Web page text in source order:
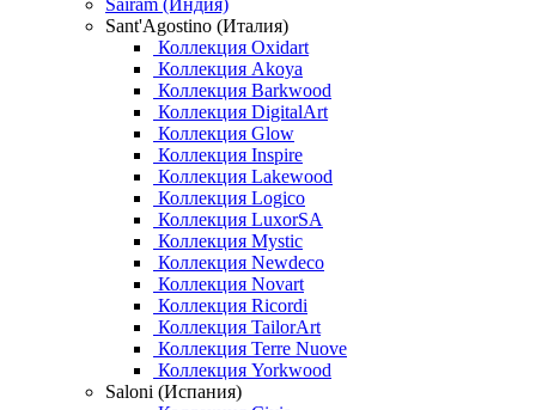
Sairam (Индия)
Sant'Agostino (Италия)
Коллекция Oxidart
Коллекция Akoya
Коллекция Barkwood
Коллекция DigitalArt
Коллекция Glow
Коллекция Inspire
Коллекция Lakewood
Коллекция Logico
Коллекция LuxorSA
Коллекция Mystic
Коллекция Newdeco
Коллекция Novart
Коллекция Ricordi
Коллекция TailorArt
Коллекция Terre Nuove
Коллекция Yorkwood
Saloni (Испания)